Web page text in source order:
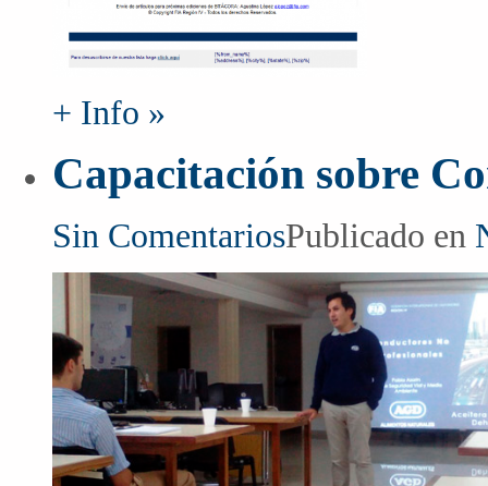
+ Info »
Capacitación sobre
Sin ComentariosPublicado en